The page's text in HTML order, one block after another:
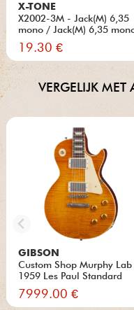
X-TONE
X2002-3M - Jack(M) 6,35
mono / Jack(M) 6,35
S...
19.30 €
VERGELIJK MET
GIBSON
Custom Shop Murphy Lab
1959 Les Paul Standard
Reis...
7999.00 €